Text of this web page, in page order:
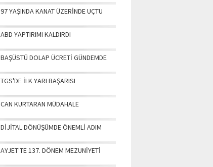
97 YAŞINDA KANAT ÜZERİNDE UÇTU
ABD YAPTIRIMI KALDIRDI
BAŞÜSTÜ DOLAP ÜCRETİ GÜNDEMDE
TGS'DE İLK YARI BAŞARISI
CAN KURTARAN MÜDAHALE
DİJİTAL DÖNÜŞÜMDE ÖNEMLİ ADIM
AYJET'TE 137. DÖNEM MEZUNİYETİ